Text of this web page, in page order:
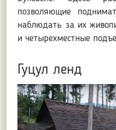
позволяющие
наблюдать за их
и четырехместные
Гуцул ленд